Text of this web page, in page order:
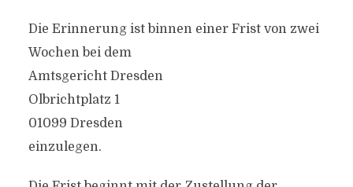
Die Erinnerung ist binnen einer Frist von zwei
Wochen bei dem
Amtsgericht Dresden
Olbrichtplatz 1
01099 Dresden
einzulegen.